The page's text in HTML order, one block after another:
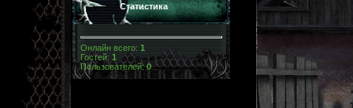
Статистика
Онлайн всего: 1
Гостей: 1
Пользователей:0